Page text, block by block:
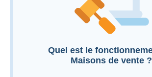
Informations complémentaires aux
Ouvrir une session
Quel est le
Maisons de vente ?